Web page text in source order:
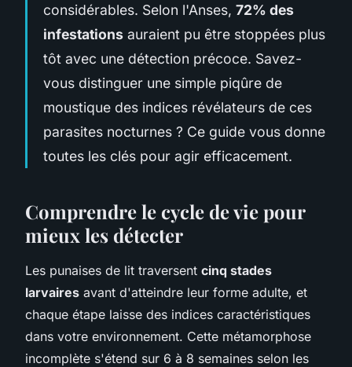
considérables. Selon l'Anses, 72% des
infestations auraient pu être stoppées plus
tôt avec une détection précoce. Savez-
vous distinguer une simple piqûre de
moustique des indices révélateurs de ces
parasites nocturnes ? Ce guide vous donne
toutes les clés pour agir efficacement.
Comprendre le cycle de vie pour
mieux les détecter
Les punaises de lit traversent cinq stades
larvaires avant d'atteindre leur forme adulte, et
chaque étape laisse des indices caractéristiques
dans votre environnement. Cette métamorphose
incomplète s'étend sur 6 à 8 semaines selon les